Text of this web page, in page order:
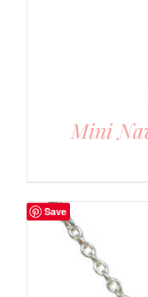
Mini
Save